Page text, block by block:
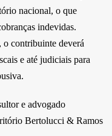
nacional, o que
indevidas.
o contribuinte deverá
e até judiciais para
e advogado
Bertolucci & Ramos